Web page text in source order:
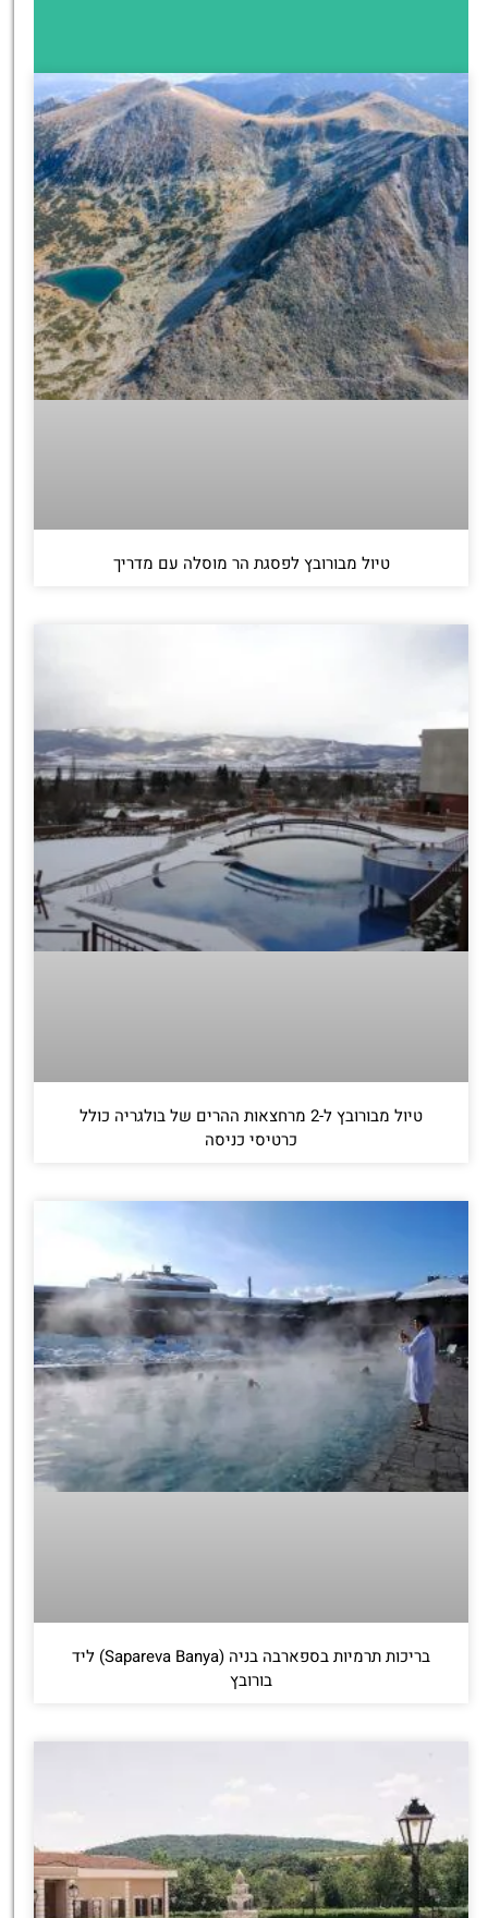
טיול מבורובץ לפסגת הר מוסלה עם מדריך
טיול מבורובץ ל-2 מרחצאות ההרים של בולגריה כולל
כרטיסי כניסה
בריכות תרמיות בספארבה בניה (Sapareva Banya) ליד
בורובץ